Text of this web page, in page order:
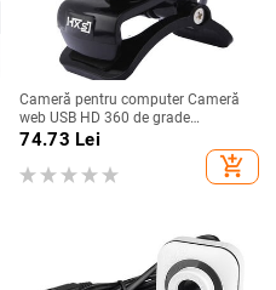
Cameră pentru computer Cameră
web USB HD 360 de grade
Focalizare automată Clip-on pentru
PC Laptop Notebook Computer
Skype Youtube Cameră CCD cu
74.73 Lei
add_shopping_cart